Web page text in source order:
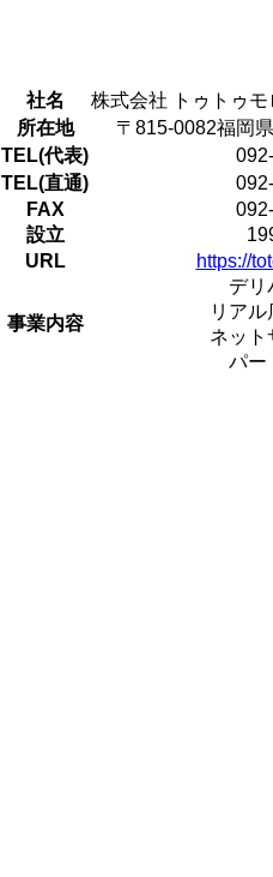
社名
株式会社 トゥトゥモ
所在地
〒815-0082福岡
TEL(代表)
TEL(直通)
FAX
設立
URL
https://
事業内容
デリ
リア
ネット
パー